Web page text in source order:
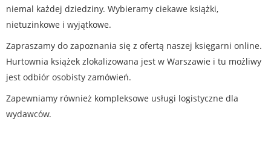
niemal każdej dziedziny. Wybieramy ciekawe książki,
nietuzinkowe i wyjątkowe.
Zapraszamy do zapoznania się z ofertą naszej księgarni online.
Hurtownia książek zlokalizowana jest w Warszawie i tu możliwy
jest odbiór osobisty zamówień.
Zapewniamy również kompleksowe usługi logistyczne dla
wydawców.